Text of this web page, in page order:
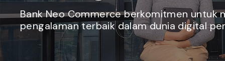
Bank Neo Commerce berkomitmen untuk
pengalaman terbaik dalam dunia digital